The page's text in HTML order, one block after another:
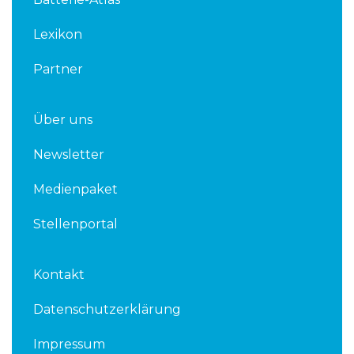
Lexikon
Partner
Über uns
Newsletter
Medienpaket
Stellenportal
Kontakt
Datenschutzerklärung
Impressum